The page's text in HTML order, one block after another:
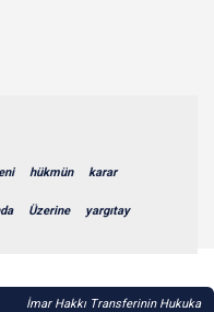
hükmün karar
Üzerine yargıtay
İmar Hakkı Transferinin Hukuka